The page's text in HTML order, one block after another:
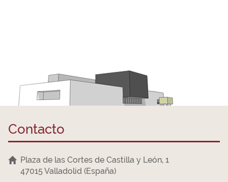
Contacto
Plaza de las Cortes de Castilla y León, 1
47015 Valladolid (España)